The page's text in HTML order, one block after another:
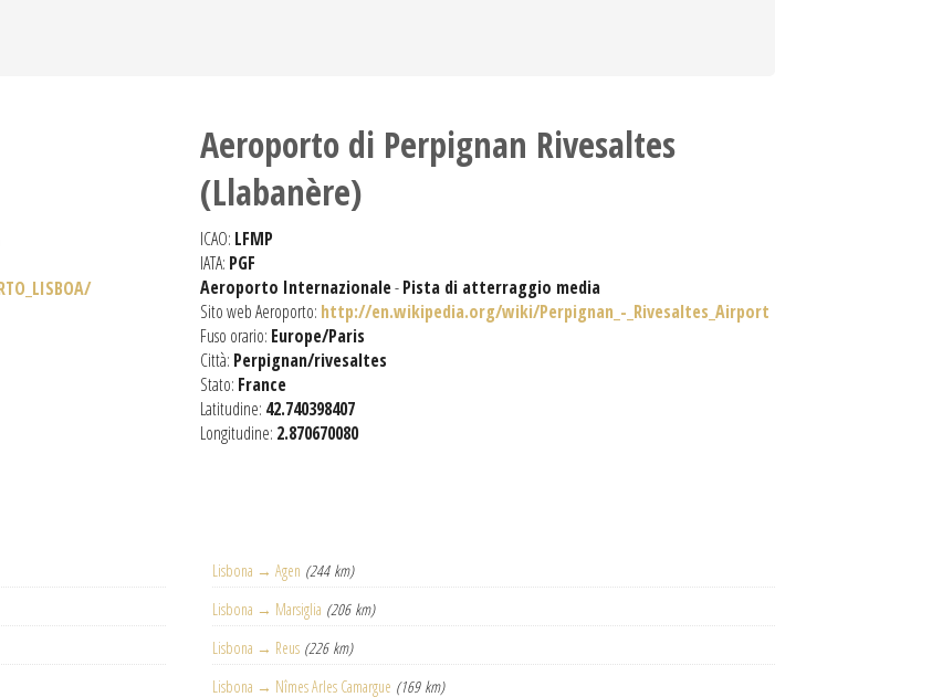
Aeroporto di Perpignan Rivesaltes
(Llabanère)
ICAO: LFMP
IATA: PGF
Aeroporto Internazionale-Pista di atterraggio media
Sito web Aeroporto: http://en.wikipedia.org/wiki/Perpignan_-_Rivesaltes_Airport
Fuso orario: Europe/Paris
Città: Perpignan/rivesaltes
Stato: France
Latitudine: 42.740398407
Longitudine: 2.870670080
Lisbona → Agen (244 km)
Lisbona → Marsiglia (206 km)
Lisbona → Reus (226 km)
Lisbona → Nîmes Arles Camargue (169 km)